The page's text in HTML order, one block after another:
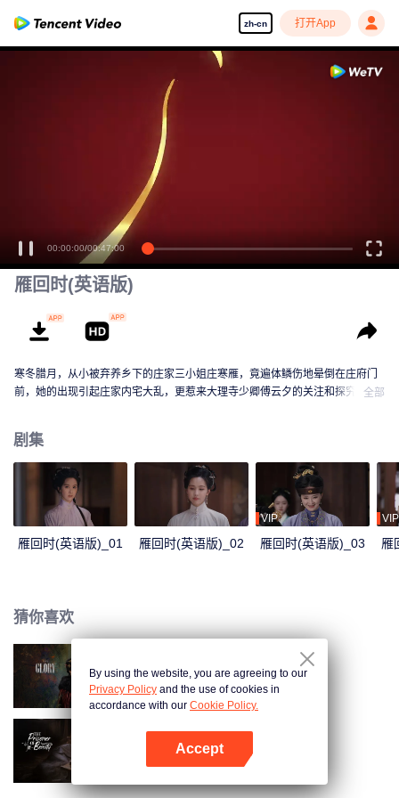
zh-cn 打开App
00:00:00/00:47:00
雁回时(英语版)
寒冬腊月，从小被弃养乡下的庄家三小姐庄寒雁，竟遍体鳞伤地晕倒在庄府门
前，她的出现引起庄家内宅大乱，更惹来大理寺少卿傅云夕的关注和探究。这
全部
剧集
雁回时(英语版)_01 雁回时(英语版)_02
VIP
雁回时(英语版)_03
VIP
雁
猜你喜欢
雁回时
折腰（英语版）
By using the website, you are agreeing to our
Privacy Policy and the use of cookies in
accordance with our Cookie Policy.
Accept